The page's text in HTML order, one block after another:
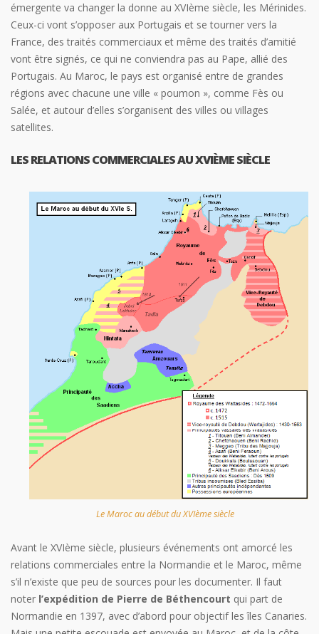
émergente va changer la donne au XVIème siècle, les Mérinides.
Ceux-ci vont s’opposer aux Portugais et se tourner vers la
France, des traités commerciaux et même des traités d’amitié
vont être signés, ce qui ne conviendra pas au Pape, allié des
Portugais. Au Maroc, le pays est organisé entre de grandes
régions avec chacune une ville « poumon », comme Fès ou
Salée, et autour d’elles s’organisent des villes ou villages
satellites.
LES RELATIONS COMMERCIALES AU XVIÈME SIÈCLE
Le Maroc au début du XVIème siècle
Avant le XVIème siècle, plusieurs événements ont amorcé les
relations commerciales entre la Normandie et le Maroc, même
s’il n’existe que peu de sources pour les documenter. Il faut
noter l’expédition de Pierre de Béthencourt qui part de
Normandie en 1397, avec d’abord pour objectif les îles Canaries.